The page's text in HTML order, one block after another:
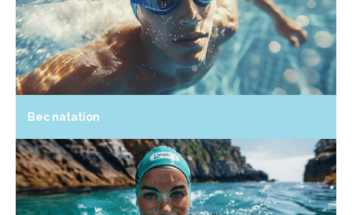
Bec natation